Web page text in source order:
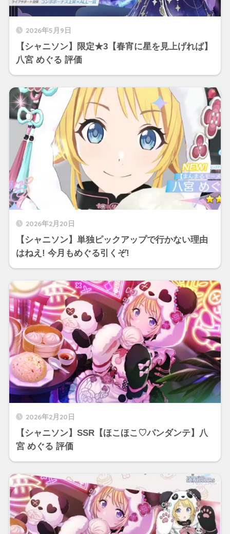
2026年5月9日
【シャニソン】限定★3【春宵に星を見上げれば】
八宮 めぐる 評価
2026年2月20日
【シャニソン】単独ピックアップで行かない理由
はねえ! 今月もめぐる引くぞ!
2026年2月20日
【シャニソン】SSR【ほこほこ♡パンダンテ】八
宮 めぐる 評価